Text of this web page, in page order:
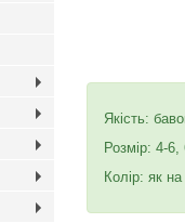
Якість:
Розмір: 4-6,
Колір: як